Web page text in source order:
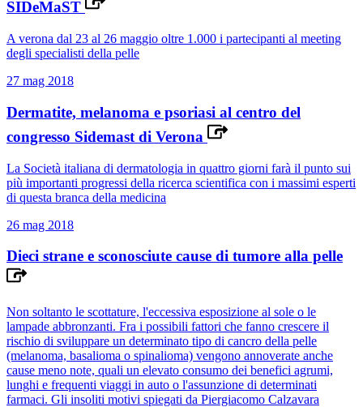
SIDeMaST
A verona dal 23 al 26 maggio oltre 1.000 i partecipanti al meeting
degli specialisti della pelle
27 mag 2018
Dermatite, melanoma e psoriasi al centro del
congresso Sidemast di Verona
La Società italiana di dermatologia in quattro giorni farà il punto sui
più importanti progressi della ricerca scientifica con i massimi esperti
di questa branca della medicina
26 mag 2018
Dieci strane e sconosciute cause di tumore alla pelle
Non soltanto le scottature, l'eccessiva esposizione al sole o le
lampade abbronzanti. Fra i possibili fattori che fanno crescere il
rischio di sviluppare un determinato tipo di cancro della pelle
(melanoma, basalioma o spinalioma) vengono annoverate anche
cause meno note, quali un elevato consumo dei benefici agrumi,
lunghi e frequenti viaggi in auto o l'assunzione di determinati
farmaci. Gli insoliti motivi spiegati da Piergiacomo Calzavara